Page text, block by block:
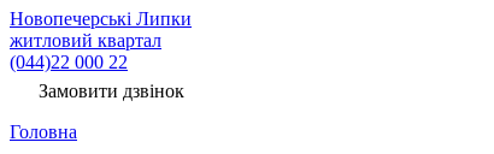
Новопечерські Липки
житловий квартал
(044)22 000 22
Замовити дзвінок
Головна